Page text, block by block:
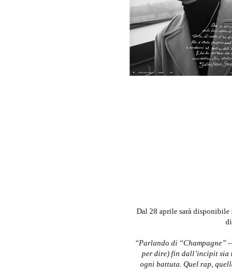
PARCELS
Because /
Dal 28 aprile sarà
“Parlando di “Champagne” –
per dire) fin dall’incipit sia
ogni battuta. Quel rap,